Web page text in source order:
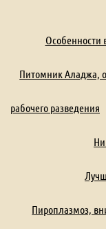
Особенности
Питомник Аладжа,
рабочего разведения
Пироплазмоз,